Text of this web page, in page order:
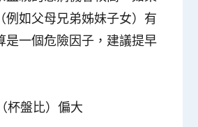
例如父母兄弟姊妹子女）有
是一個危險因子，建議提早
杯盤比）偏大